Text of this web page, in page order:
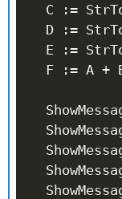
  C
:=
  D
:=
  E
:=
  F
:= A +